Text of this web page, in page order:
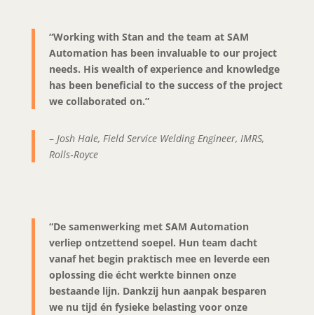
“Working with Stan and the team at SAM
Automation has been invaluable to our project
needs. His wealth of experience and knowledge
has been beneficial to the success of the project
we collaborated on.”
– Josh Hale, Field Service Welding Engineer, IMRS,
Rolls‑Royce
“De samenwerking met SAM Automation
verliep ontzettend soepel. Hun team dacht
vanaf het begin praktisch mee en leverde een
oplossing die écht werkte binnen onze
bestaande lijn. Dankzij hun aanpak besparen
we nu tijd én fysieke belasting voor onze